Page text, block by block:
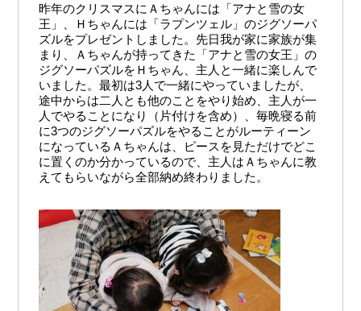
昨年のクリスマスにＡちゃんには「アナと雪の女
王」、Ｈちゃんには「ラプンツェル」のジグソーパ
ズルをプレゼントしました。先日我が家に家族が集
まり、Ａちゃんが持ってきた「アナと雪の女王」の
ジグソーパズルをＨちゃん、主人と一緒に楽しんで
いました。最初は3人で一緒にやっていましたが、
途中からは二人とも他のことをやり始め、主人が一
人でやることになり（片付けを含め）、毎晩寝る前
に3つのジグソーパズルをやることがルーティーン
になっているＡちゃんは、ピースを見ただけでどこ
に置くのか分かっているので、主人はＡちゃんに教
えてもらいながら全部納め終わりました。